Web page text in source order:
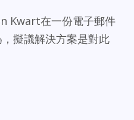
Kwart在一份電子郵件
擬議解決方案是對此